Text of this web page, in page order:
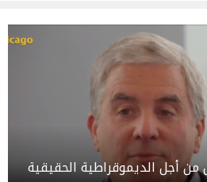
أجل الديموقراطية الحقيقية